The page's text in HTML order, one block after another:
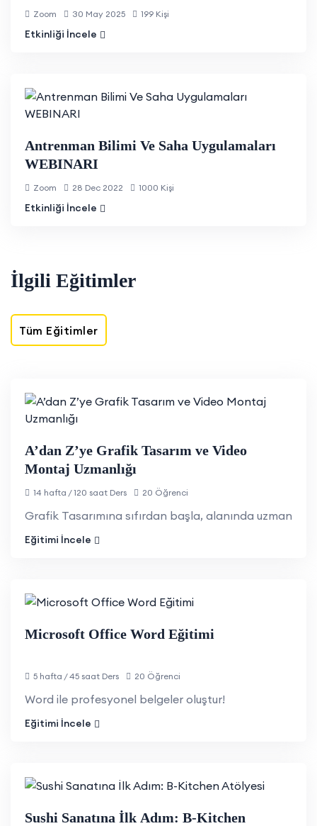
Zoom 30 May 2025 199 Kişi
Etkinliği İncele
Antrenman Bilimi Ve Saha Uygulamaları
WEBINARI
Zoom 28 Dec 2022 1000 Kişi
Etkinliği İncele
İlgili Eğitimler
Tüm Eğitimler
A’dan Z’ye Grafik Tasarım ve Video
Montaj Uzmanlığı
14 hafta / 120 saat Ders 20 Öğrenci
Grafik Tasarımına sıfırdan başla, alanında uzman ol!
Eğitimi İncele
Microsoft Office Word Eğitimi
5 hafta / 45 saat Ders 20 Öğrenci
Word ile profesyonel belgeler oluştur!
Eğitimi İncele
Sushi Sanatına İlk Adım: B-Kitchen